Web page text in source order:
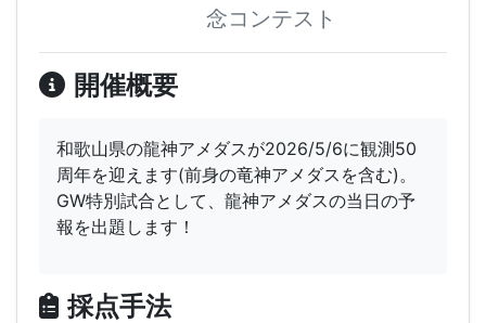
念コンテスト
開催概要
和歌山県の龍神アメダスが2026/5/6に観測50
周年を迎えます(前身の竜神アメダスを含む)。
GW特別試合として、龍神アメダスの当日の予
報を出題します！
採点手法